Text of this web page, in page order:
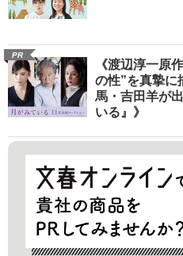
PR
《渡辺淳一原
の性”を真摯に
馬・吉田羊が
いる』》